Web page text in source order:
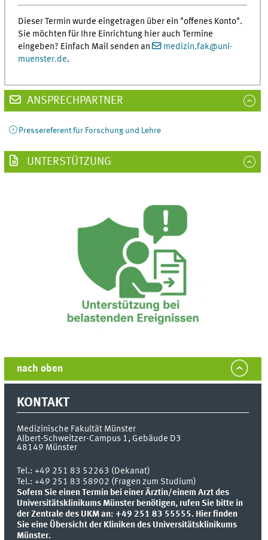
Dieser Termin wurde eingetragen über ein "offenes Konto".
Sie möchten für Ihre Einrichtung hier auch Termine
eingeben? Einfach Mail senden an
medizin.fak@uni-
muenster.de.
ANSPRECHPARTNER
Pressereferent für Forschung und Lehre
UNTERSTÜTZUNG
nach oben
KONTAKT
Medizinische Fakultät Münster
Albert-Schweitzer-Campus 1, Gebäude D3
48149 Münster
Tel.:+49 251 83 52263 (Dekanat)
Tel.: +49 251 83 58902 (Fragen zum Studium)
Sofern Sie einen Termin bei einer Ärztin/einem Arzt des
Universitätsklinikums Münster benötigen, rufen Sie bitte in
der Zentrale des UKM an: +49 251 83 55555. Hier finden
Sie eine Übersicht der Kliniken des Universitätsklinikums
Münster.